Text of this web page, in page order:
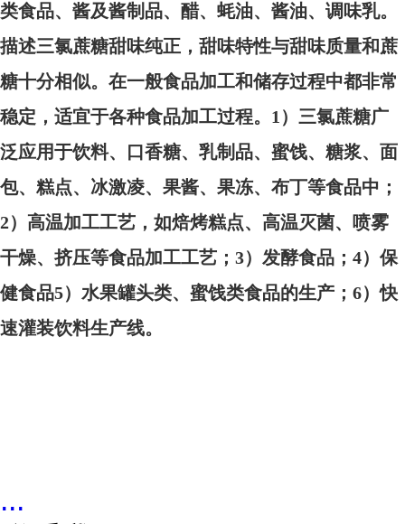
类食品、酱及酱制品、醋、蚝油、酱油、调味乳。
描述三氯蔗糖甜味纯正，甜味特性与甜味质量和蔗
糖十分相似。在一般食品加工和储存过程中都非常
稳定，适宜于各种食品加工过程。 1）三氯蔗糖广
泛应用于饮料、口香糖、乳制品、蜜饯、糖浆、面
包、糕点、冰激凌、果酱、果冻、布丁等食品中；
2）高温加工工艺，如焙烤糕点、高温灭菌、喷雾
干燥、挤压等食品加工工艺；3）发酵食品；4）保
健食品5）水果罐头类、蜜饯类食品的生产；6）快
速灌装饮料生产线。
...